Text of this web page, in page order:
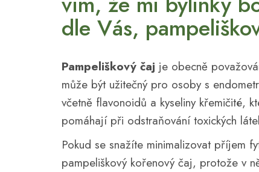
dle Vás,
Pampeliškový čaj je obecně
může být užitečný pro osoby s
včetně flavonoidů a kyseliny křemičité,
pomáhají při odstraňování toxických
Pokud se snažíte minimalizovat příjem
pampeliškový kořenový čaj, protože v